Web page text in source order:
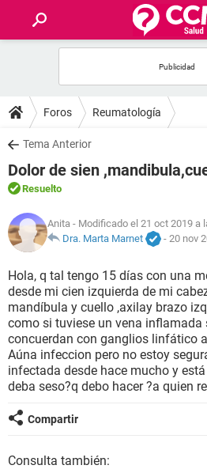
FOROS
SALUD
FAMILIA
NUTRICIÓN
SEXUALIDAD
GLOSARIO
Foros Reumatología
Tema Anterior
Dolor de sien
Resuelto
Anita - Modificado el 21 oct 2019 a
Dra. Marta Marnet
- 20 nov
Hola, q tal tengo 15 días con una
desde mi cien izquierda de mi
mandíbula y cuello ,axilay brazo
como si tuviese un vena
concuerdan con ganglios linfático
Aúna infeccion pero no estoy
infectada desde hace mucho y
deba seso?q debo hacer ?a quien
Compartir
Consulta también: